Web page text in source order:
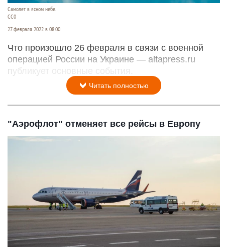
Самолет в ясном небе.
СС0
27 февраля 2022 в 08:00
Что произошло 26 февраля в связи с военной
операцией России на Украине — altapress.ru
публикует основные события.
Читать полностью
"Аэрофлот" отменяет все рейсы в Европу